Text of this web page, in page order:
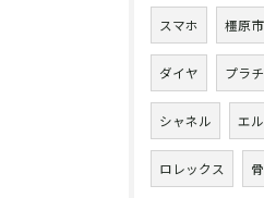
スマホ 橿原市
ダイヤ プラ
シャネル エ
ロレックス